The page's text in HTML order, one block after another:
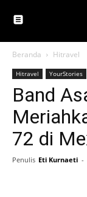
Beranda Hitravel
Hitravel YourStories
Band
72 di
Penulis Eti Kurnaeti -